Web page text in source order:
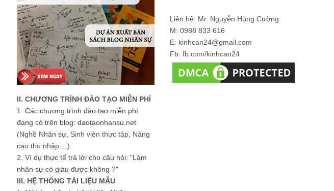
II. CHƯƠNG TRÌNH ĐÀO TẠO MIỄN PHÍ
1. Các chương trình đào tạo miễn phí
đang có trên blog: daotaonhansu.net
(Nghề Nhân sự, Sinh viên thực tập, Nâng
cao thu nhập ...)
2. Ví dụ thực tế trả lời cho câu hỏi: "Làm
nhân sự có giàu được không ?"
III. HỆ THỐNG TÀI LIỆU MẪU
Liên hệ: Mr. Nguyễn Hùng Cường
M: 0988 833 616
E: kinhcan24@gmail.com
Fb: fb.com/kinhcan24